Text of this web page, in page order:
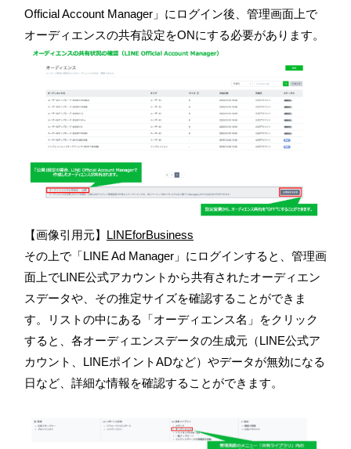
Official Account Manager」にログイン後、管理画面上で
オーディエンスの共有設定をONにする必要があります。
【画像引用元】 LINEforBusiness
その上で「LINE Ad Manager」にログインすると、管理画
面上でLINE公式アカウントから共有されたオーディエン
スデータや、その推定サイズを確認することができま
す。リストの中にある「オーディエンス名」をクリック
すると、各オーディエンスデータの生成元（LINE公式ア
カウント、LINEポイントADなど）やデータが無効になる
日など、詳細な情報を確認することができます。